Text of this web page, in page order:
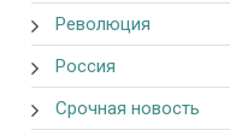
Революция
Россия
Срочная новость